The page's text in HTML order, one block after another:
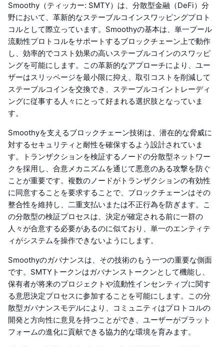
Smoothy（ティッカー: SMTY）は、分散型金融（DeFi）分
野において、革新的なステーブルコインスワッピングプロト
コルとして際立っています。Smoothyの基本は、単一プール
流動性プロトコルをサポートするブロックチェーン上で動作
し、効率的でコスト効果の高いステーブルコインのスワッピ
ングを可能にします。この革新的なアプローチにより、ユー
ザーはスリッページを最小限に抑え、取引コストを削減して
ステーブルコインを交換でき、ステーブルコイントレーディ
ングに従事する人々にとって好まれる選択肢となっていま
す。
Smoothyを支えるブロックチェーン技術は、潜在的な脅威に
対するセキュリティと耐性を確保するよう設計されていま
す。トランザクションを検証するノードの分散型ネットワー
クを採用し、合意メカニズムを通じて悪意のある攻撃を防ぐ
ことが重要です。複数のノードがトランザクションの有効性
に同意することを要求することで、ブロックチェーンはその
整合性を維持し、二重支払いまたは不正行為を防ぎます。こ
の分散型の検証プロセスは、決定が確定される前に一群の
人々が合意する必要があるのに似ており、単一のエンティテ
ィがシステムを操作できないようにします。
Smoothyのガバナンスは、その技術のもう一つの重要な側面
です。SMTYトークンはガバナンストークンとして機能し、
保有者が将来のプロジェクトや流動性インセンティブに関す
る意思決定プロセスに参加することを可能にします。この分
散型ガバナンスモデルにより、コミュニティはプロトコルの
開発と方向性に意見を持つことができ、ユーザーがプラット
フォームの進化に貢献できる協力的な環境を育みます。